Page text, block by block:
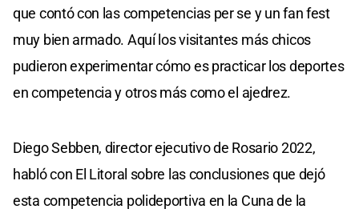
que contó con las competencias per se y un fan fest
muy bien armado. Aquí los visitantes más chicos
pudieron experimentar cómo es practicar los deportes
en competencia y otros más como el ajedrez.
Diego Sebben, director ejecutivo de Rosario 2022,
habló con El Litoral sobre las conclusiones que dejó
esta competencia polideportiva en la Cuna de la